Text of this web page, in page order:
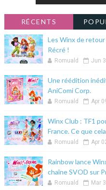
RÉCENTS
Les Winx de retour
Récré !
Romuald Jun
Une réédition
AniComi Corp.
Romuald Apr
Winx Club : TF1
France. Ce que
Romuald Apr
Rainbow lance
chaîne SVOD sur
Romuald Mar